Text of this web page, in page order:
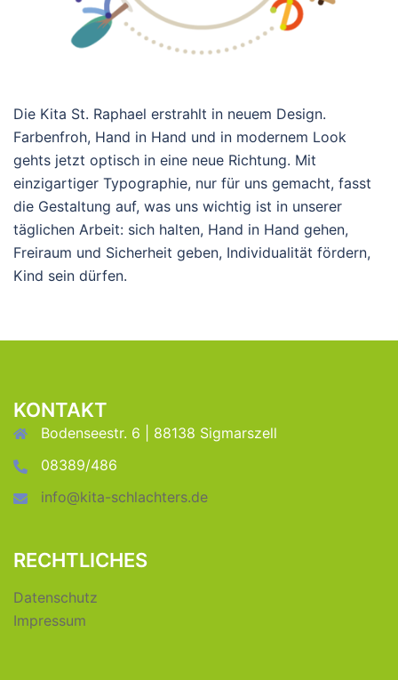
Die Kita St. Raphael erstrahlt in neuem Design.
Farbenfroh, Hand in Hand und in modernem Look
gehts jetzt optisch in eine neue Richtung. Mit
einzigartiger Typographie, nur für uns gemacht, fasst
die Gestaltung auf, was uns wichtig ist in unserer
täglichen Arbeit: sich halten, Hand in Hand gehen,
Freiraum und Sicherheit geben, Individualität fördern,
Kind sein dürfen.
KONTAKT
Bodenseestr. 6 | 88138 Sigmarszell
08389/486
info@kita-schlachters.de
RECHTLICHES
Datenschutz
Impressum